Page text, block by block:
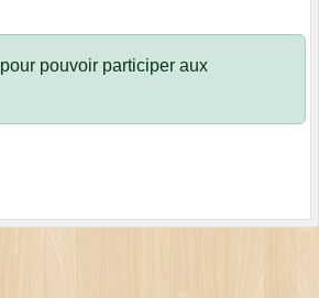
pour pouvoir participer aux